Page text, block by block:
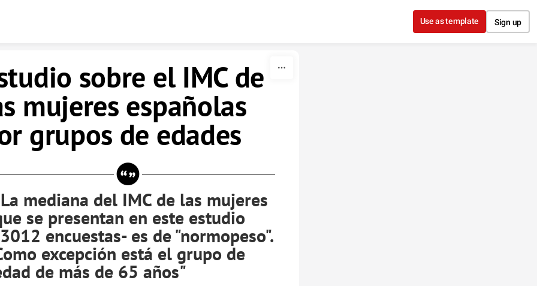
Use as template Sign up
sobre el IMC de
mujeres españolas
grupos de edades
mediana del IMC de las mujeres
se presentan en este estudio
encuestas- es de "normopeso".
excepción está el grupo de
de más de 65 años"